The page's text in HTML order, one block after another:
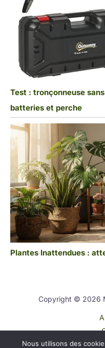
Test : tronçonneuse
batteries et perche
Plantes Inattendues :
Copyright © 2026
Nous utilisons des